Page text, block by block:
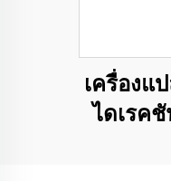
เครื่องแ
ไดเรค